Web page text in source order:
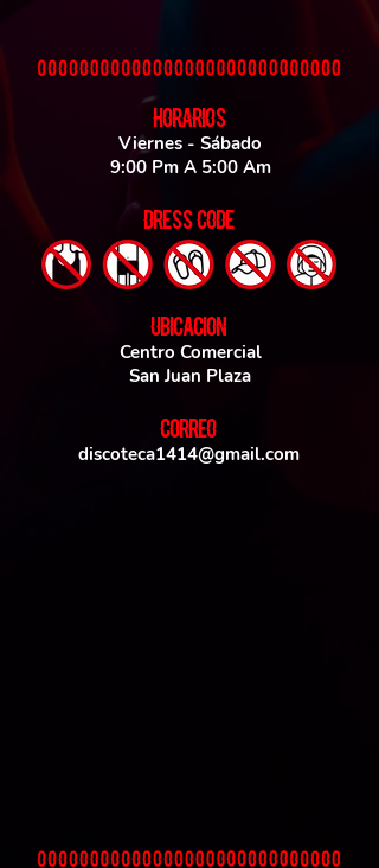
HORARIOS
Viernes - Sábado
9:00 Pm A 5:00 Am
DRESS CODE
UBICACIoN
Centro Comercial
San Juan Plaza
CORREO
discoteca1414@gmail.com